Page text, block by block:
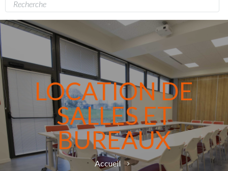
LOCATION DE
SALLES ET
BUREAUX
Accueil